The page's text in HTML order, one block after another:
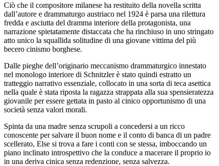
Ciò che il compositore milanese ha restituito della novella scritta
dall’autore e drammaturgo austriaco nel 1924 è parsa una rilettura
fredda e asciutta del dramma interiore della protagonista, una
narrazione spietatamente distaccata che ha rinchiuso in uno stringato
atto unico la squallida solitudine di una giovane vittima del più
becero cinismo borghese.
Dalle pieghe dell’originario meccanismo drammaturgico innestato
nel monologo interiore di Schnitzler è stato quindi estratto un
tratteggio narrativo essenziale, collocato in una sorta di teca asettica
nella quale è stata riposta la ragazza strappata alla sua spensieratezza
giovanile per essere gettata in pasto al cinico opportunismo di una
società senza valori morali.
Spinta da una madre senza scrupoli a concedersi a un ricco
conoscente per salvare il buon nome e il conto di banca di un padre
scellerato, Else si trova a fare i conti con se stessa, imboccando un
piano inclinato introspettivo che la conduce a macerare il proprio io
in una deriva cinica senza redenzione, senza salvezza.